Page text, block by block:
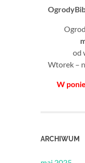
od
Wtorek –
W
ARCHIWUM